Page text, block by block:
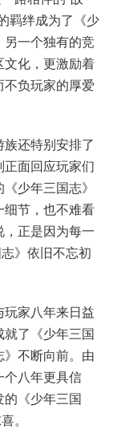
羁绊成为了《少
另一个独有的竞
文化，更激励着
不负玩家的厚爱
还特别安排了
面回应玩家们
少年三国志》
细节，也不难看
正是因为每一
》依旧不忘初
家八年来日益
了《少年三国
不断向前。由
个八年更具信
《少年三国
。